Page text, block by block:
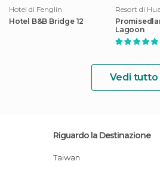
Hotel di Fenglin
Hotel B&B Bridge 12
Resort di
Lagoon
Vedi tutto
Riguardo la Destinazione
Taiwan